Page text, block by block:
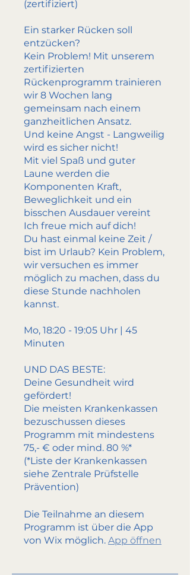
(zertifiziert)
Ein starker Rücken soll
entzücken?
Kein Problem! Mit unserem
zertifizierten
Rückenprogramm trainieren
wir 8 Wochen lang
gemeinsam nach einem
ganzheitlichen Ansatz.
Und keine Angst - Langweilig
wird es sicher nicht!
Mit viel Spaß und guter
Laune werden die
Komponenten Kraft,
Beweglichkeit und ein
bisschen Ausdauer vereint
Ich freue mich auf dich!
Du hast einmal keine Zeit /
bist im Urlaub? Kein Problem,
wir versuchen es immer
möglich zu machen, dass du
diese Stunde nachholen
kannst.
Mo, 18:20 - 19:05 Uhr | 45
Minuten
UND DAS BESTE:
Deine Gesundheit wird
gefördert!
Die meisten Krankenkassen
bezuschussen dieses
Programm mit mindestens
75,- € oder mind. 80 %*
(*Liste der Krankenkassen
siehe Zentrale Prüfstelle
Prävention)
Die Teilnahme an diesem
Programm ist über die App
von Wix möglich. App öffnen